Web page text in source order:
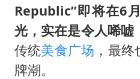
Republic”即将在6
光，实在是令人唏嘘
传统美食广场 ，最
牌潮。